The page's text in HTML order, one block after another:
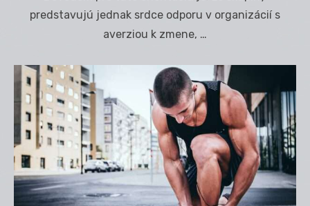
predstavujú jednak srdce odporu v organizácií s
averziou k zmene, …